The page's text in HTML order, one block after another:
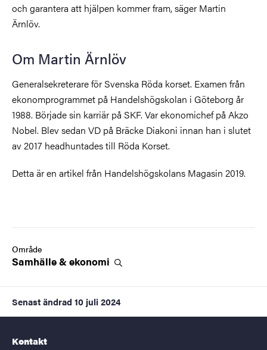
och garantera att hjälpen kommer fram, säger Martin
Ärnlöv.
Om Martin Ärnlöv
Generalsekreterare för Svenska Röda korset. Examen från
ekonomprogrammet på Handelshögskolan i Göteborg år
1988. Började sin karriär på SKF. Var ekonomichef på Akzo
Nobel. Blev sedan VD på Bräcke Diakoni innan han i slutet
av 2017 headhuntades till Röda Korset.
Detta är en artikel från Handelshögskolans Magasin 2019.
Område
Samhälle &ekonomi
Senast ändrad 10 juli 2024
Kontakt